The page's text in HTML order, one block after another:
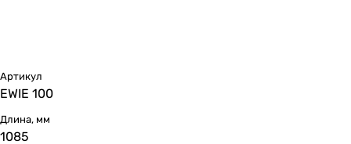
Артикул
EWIE 100
Длина, мм
1085